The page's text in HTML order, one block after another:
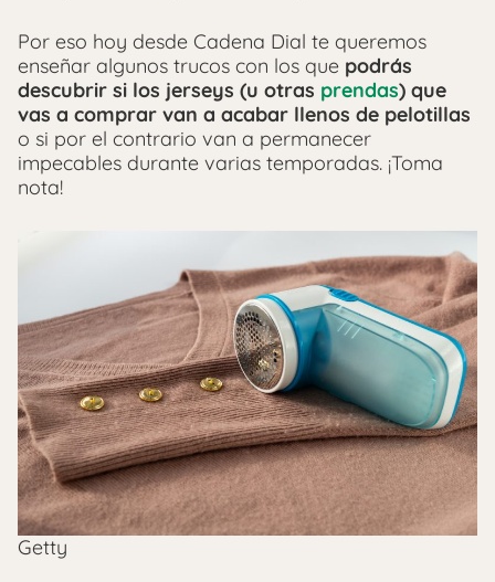
Por eso hoy desde Cadena Dial te queremos
enseñar algunos trucos con los que podrás
descubrir si los jerseys (u otras prendas) que
vas a comprar van a acabar llenos de pelotillas
o si por el contrario van a permanecer
impecables durante varias temporadas. ¡Toma
nota!
Getty